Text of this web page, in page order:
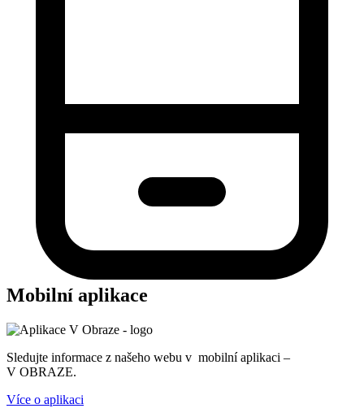
Mobilní aplikace
Sledujte informace z našeho webu v mobilní aplikaci –
V OBRAZE.
Více o aplikaci